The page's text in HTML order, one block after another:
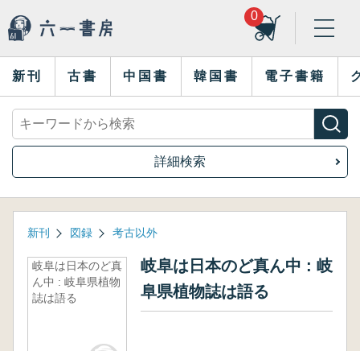
0
新刊 古書 中国書 韓国書 電子書籍
詳細検索
新刊 図録 考古以外
岐阜は日本のど真
ん中 : 岐阜県植物
誌は語る
岐阜は日本のど真ん中 : 岐
阜県植物誌は語る